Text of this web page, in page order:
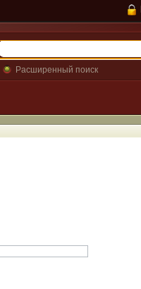
Расширенный поиск